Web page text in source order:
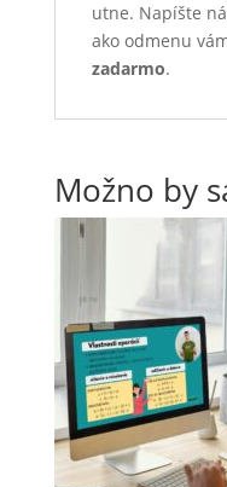
utne. Napíšte
ako odmenu
zadarmo.
Možno by